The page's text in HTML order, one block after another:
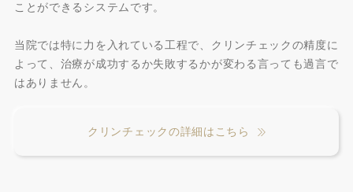
ことができるシステムです。
当院では特に力を入れている工程で、クリンチェックの精度に
よって、治療が成功するか失敗するかが変わる言っても過言で
はありません。
クリンチェックの詳細はこちら